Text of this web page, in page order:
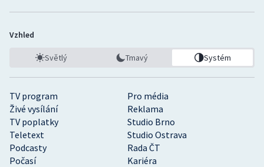
TV program
Pro média
Živé vysílání
Reklama
TV poplatky
Studio Brno
Teletext
Studio Ostrava
Podcasty
Rada ČT
Počasí
Kariéra
Vzhled
Světlý Tmavý Systém